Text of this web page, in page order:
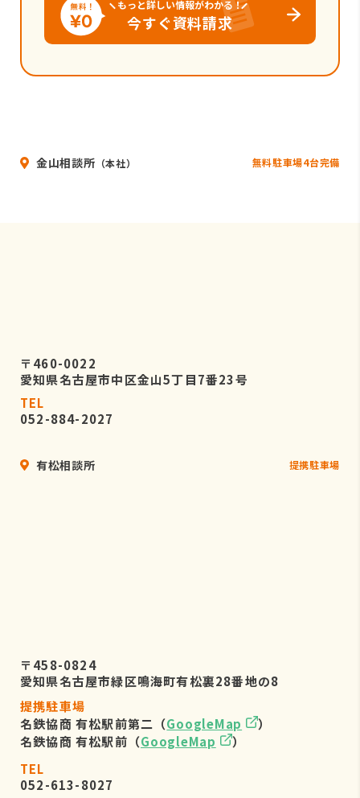
もっと詳しい情報がわかる！
今すぐ資料請求
金山相談所 （本社） 無料駐車場4台完備
〒460-0022
愛知県名古屋市中区金山5丁目7番23号
TEL
052-884-2027
有松相談所 提携駐車場
〒458-0824
愛知県名古屋市緑区鳴海町有松裏28番地の8
提携駐車場
名鉄協商 有松駅前第二（GoogleMap
）
名鉄協商 有松駅前（GoogleMap
）
TEL
052-613-8027